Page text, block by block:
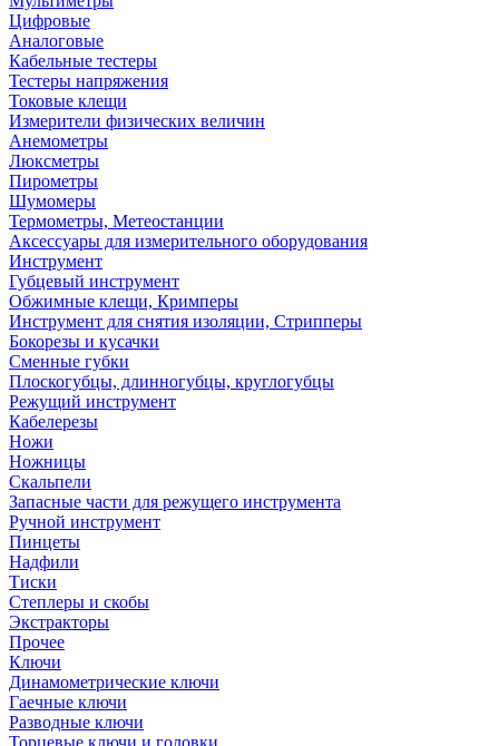
Цифровые
Аналоговые
Кабельные тестеры
Тестеры напряжения
Токовые клещи
Измерители физических величин
Анемометры
Люксметры
Пирометры
Шумомеры
Термометры, Метеостанции
Аксессуары для измерительного оборудования
Инструмент
Губцевый инструмент
Обжимные клещи, Кримперы
Инструмент для снятия изоляции, Стрипперы
Бокорезы и кусачки
Сменные губки
Плоскогубцы, длинногубцы, круглогубцы
Режущий инструмент
Кабелерезы
Ножи
Ножницы
Скальпели
Запасные части для режущего инструмента
Ручной инструмент
Пинцеты
Надфили
Тиски
Степлеры и скобы
Экстракторы
Прочее
Ключи
Динамометрические ключи
Гаечные ключи
Разводные ключи
Торцевые ключи и головки